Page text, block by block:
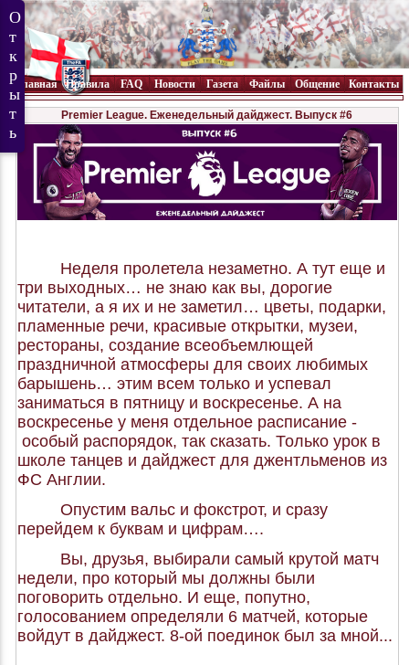
Главная Правила FAQ Новости Газета Файлы Общение Контакты
Premier League. Еженедельный дайджест. Выпуск #6
Неделя пролетела незаметно. А тут еще и
три выходных… не знаю как вы, дорогие
читатели, а я их и не заметил… цветы, подарки,
пламенные речи, красивые открытки, музеи,
рестораны, создание всеобъемлющей
праздничной атмосферы для своих любимых
барышень… этим всем только и успевал
заниматься в пятницу и воскресенье. А на
воскресенье у меня отдельное расписание -
особый распорядок, так сказать. Только урок в
школе танцев и дайджест для джентльменов из
ФС Англии.
Опустим вальс и фокстрот, и сразу
перейдем к буквам и цифрам….
Вы, друзья, выбирали самый крутой матч
недели, про который мы должны были
поговорить отдельно. И еще, попутно,
голосованием определяли 6 матчей, которые
войдут в дайджест. 8-ой поединок был за мной...